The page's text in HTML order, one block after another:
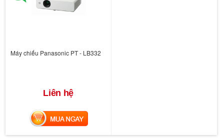
Máy chiếu Panasonic PT - LB332
Liên hệ
MUA NGAY